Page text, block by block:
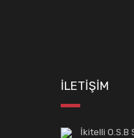
İLETİŞİM
İkitelli O.S.B